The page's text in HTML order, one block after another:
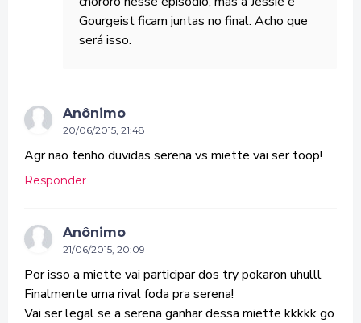
Gourgeist ficam juntas no final. Acho que
será isso.
Anônimo
20/06/2015, 21:48
Agr nao tenho duvidas serena vs miette vai ser toop!
Responder
Anônimo
21/06/2015, 20:09
Por isso a miette vai participar dos try pokaron uhulll
Finalmente uma rival foda pra serena!
Vai ser legal se a serena ganhar dessa miette kkkkk go